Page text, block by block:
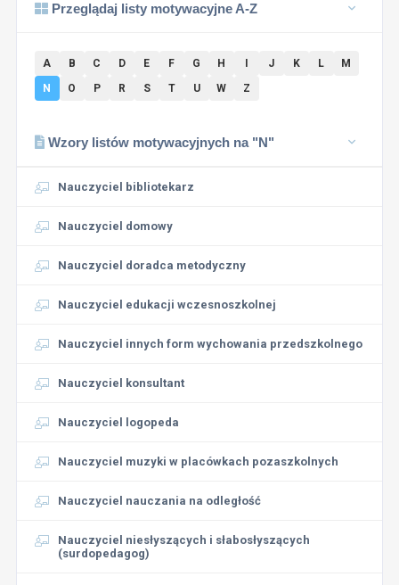
Przeglądaj listy motywacyjne A-Z
A B C D E F G H J K L
M
N
O P R S T U W Z
Wzory listów motywacyjnych na "N"
Nauczyciel bibliotekarz
Nauczyciel domowy
Nauczyciel doradca metodyczny
Nauczyciel edukacji wczesnoszkolnej
Nauczyciel innych form wychowania przedszkolnego
Nauczyciel konsultant
Nauczyciel logopeda
Nauczyciel muzyki w placówkach pozaszkolnych
Nauczyciel nauczania na odległość
Nauczyciel niesłyszących i słabosłyszących
(surdopedagog)